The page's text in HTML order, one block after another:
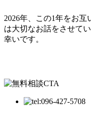
2026年、この1年をお
は大切なお話をさせて
幸いです。